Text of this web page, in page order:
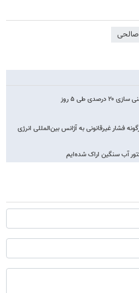
صالحی
طی ۵ روز
فشار غیرقانونی به آژانس بین‌المللی انرژی
آب سنگین اراک شده‌ایم